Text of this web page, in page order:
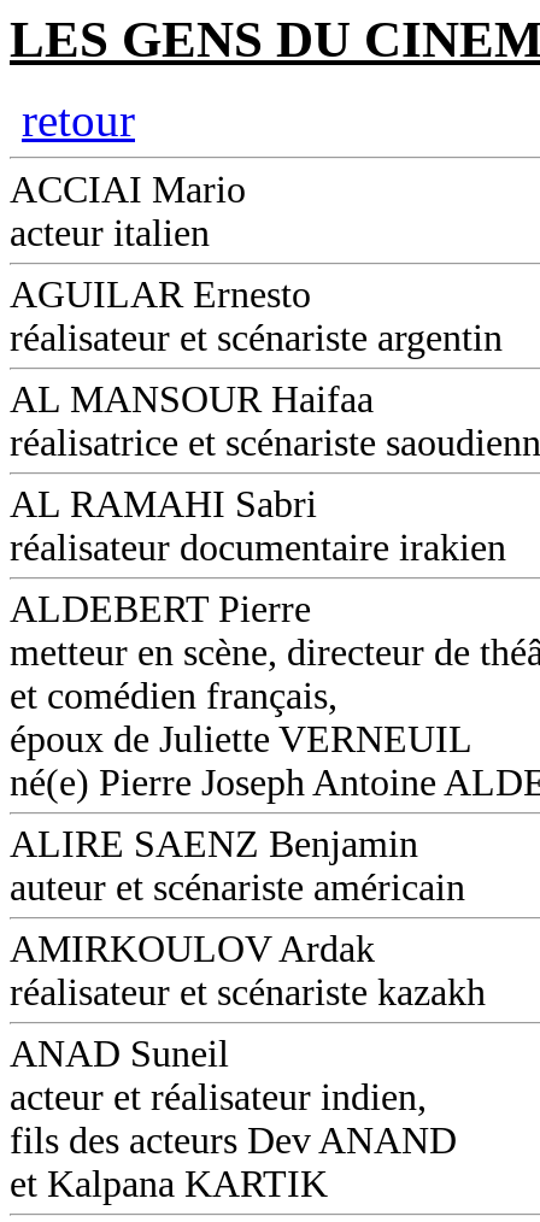
LES GENS DU
retour
ACCIAI Mario
acteur italien
AGUILAR Ernesto
réalisateur et scénariste argentin
AL MANSOUR Haifaa
réalisatrice et scénariste
AL RAMAHI Sabri
réalisateur documentaire irakien
ALDEBERT Pierre
metteur en scène, directeur de
et comédien français,
époux de Juliette VERNEUIL
né(e) Pierre Joseph Antoine
ALIRE SAENZ Benjamin
auteur et scénariste américain
AMIRKOULOV Ardak
réalisateur et scénariste kazakh
ANAD Suneil
acteur et réalisateur indien,
fils des acteurs Dev ANAND
et Kalpana KARTIK